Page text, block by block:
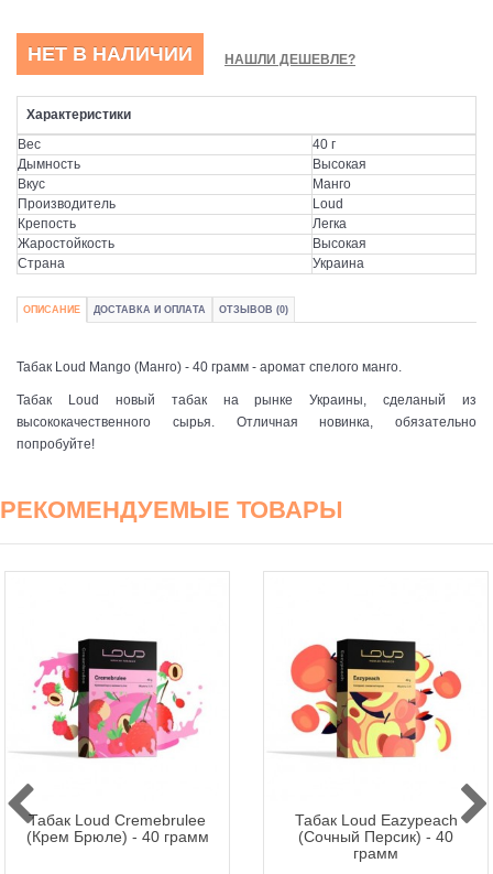
НЕТ В НАЛИЧИИ НАШЛИ ДЕШЕВЛЕ?
Характеристики
Вес
40 г
Дымность
Высокая
Вкус
Манго
Производитель
Loud
Крепость
Легка
Жаростойкость
Высокая
Страна
Украина
ОПИСАНИЕ ДОСТАВКА И ОПЛАТА ОТЗЫВОВ (0)
Табак Loud Mango (Манго) - 40 грамм - аромат спелого манго.
Табак Loud новый табак на рынке Украины, сделаный из
высококачественного сырья. Отличная новинка, обязательно
попробуйте!
РЕКОМЕНДУЕМЫЕ ТОВАРЫ
Табак Loud Cremebrulee
(Крем Брюле) - 40 грамм
Табак Loud Eazypeach
(Сочный Персик) - 40
грамм